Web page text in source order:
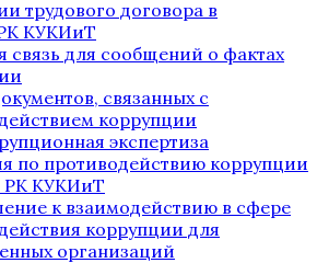
трудового договора в
КУКИиТ
связь для сообщений о фактах
связанных с
коррупции
экспертиза
по противодействию коррупции
РК КУКИиТ
к взаимодействию в сфере
коррупции для
организаций